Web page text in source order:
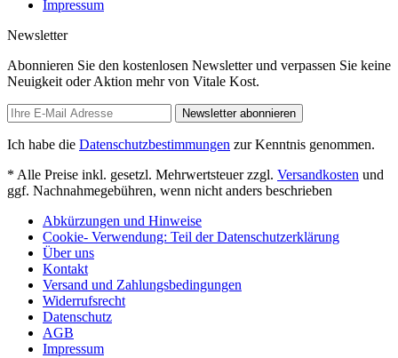
Impressum
Newsletter
Abonnieren Sie den kostenlosen Newsletter und verpassen Sie keine
Neuigkeit oder Aktion mehr von Vitale Kost.
Newsletter abonnieren
Ich habe die Datenschutzbestimmungen zur Kenntnis genommen.
* Alle Preise inkl. gesetzl. Mehrwertsteuer zzgl. Versandkosten und
ggf. Nachnahmegebühren, wenn nicht anders beschrieben
Abkürzungen und Hinweise
Cookie- Verwendung: Teil der Datenschutzerklärung
Über uns
Kontakt
Versand und Zahlungsbedingungen
Widerrufsrecht
Datenschutz
AGB
Impressum